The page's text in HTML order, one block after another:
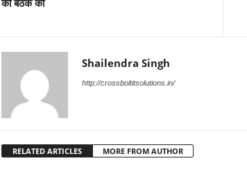
की बैठक की
Shailendra Singh
http://crossboltitsolutions.in/
RELATED ARTICLES MORE FROM AUTHOR